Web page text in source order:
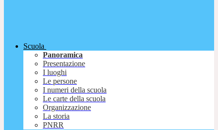
Scuola
Panoramica
Presentazione
I luoghi
Le persone
I numeri della scuola
Le carte della scuola
Organizzazione
La storia
PNRR